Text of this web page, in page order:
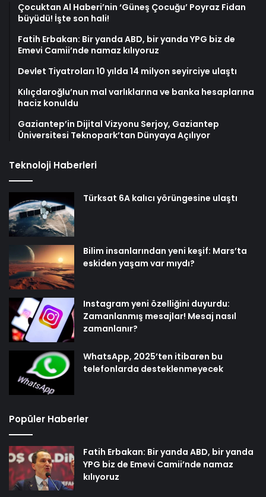
Çocuktan Al Haberi’nin ‘Güneş Çocuğu’ Poyraz Fidan
büyüdü! İşte son hali!
Fatih Erbakan: Bir yanda ABD, bir yanda YPG biz de
Emevi Camii’nde namaz kılıyoruz
Devlet Tiyatroları 10 yılda 14 milyon seyirciye ulaştı
Kılıçdaroğlu’nun mal varlıklarına ve banka hesaplarına
haciz konuldu
Gaziantep’in Dijital Vizyonu Serjoy, Gaziantep
Üniversitesi Teknopark’tan Dünyaya Açılıyor
Teknoloji Haberleri
Türksat 6A kalıcı yörüngesine ulaştı
Bilim insanlarından yeni keşif: Mars’ta
eskiden yaşam var mıydı?
Instagram yeni özelliğini duyurdu:
Zamanlanmış mesajlar! Mesaj nasıl
zamanlanır?
WhatsApp, 2025’ten itibaren bu
telefonlarda desteklenmeyecek
Popüler Haberler
Fatih Erbakan: Bir yanda ABD, bir yanda
YPG biz de Emevi Camii’nde namaz
kılıyoruz